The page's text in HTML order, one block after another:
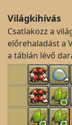
Világkihívás
Csatlakozz a
előrehaladást a
a táblán lévő